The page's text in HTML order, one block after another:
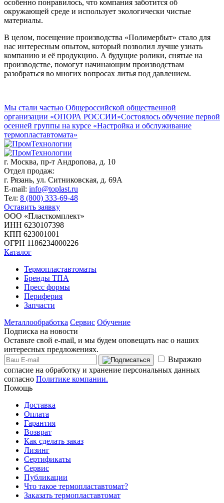
особенно понравилось, что компания заботится об
окружающей среде и использует экологически чистые
материалы.
В целом, посещение производства «Полимербыт» стало для
нас интересным опытом, который позволил лучше узнать
компанию и её продукцию. А будущие ролики, снятые на
производстве, помогут начинающим производствам
разобраться во многих вопросах литья под давлением.
Мы стали частью Общероссийской общественной
организации «ОПОРА РОССИИ»Состоялось обучение первой
осенней группы на курсе «Настройка и обслуживание
термопластавтомата»
г. Москва, пр-т Андропова, д. 10
Отдел продаж:
г. Рязань, ул. Ситниковская, д. 69А
E-mail: info@toplast.ru
Тел: 8 (800) 333-69-48
Оставить заявку
ООО «Пласткомплект»
ИНН 6230107398
КПП 623001001
ОГРН 1186234000226
Каталог
Термопластавтоматы
Бренды ТПА
Пресс формы
Периферия
Запчасти
Металлообработка Сервис Обучение
Подписка на новости
Оставьте свой e-mail, и мы будем оповещать нас о наших
интересных предложениях.
Выражаю
согласие на обработку и хранение персональных данных
согласно Политике компании.
Помощь
Доставка
Оплата
Гарантия
Возврат
Как сделать заказ
Лизинг
Сертификаты
Сервис
Публикации
Что такое термопластавтомат?
Заказать термопластавтомат